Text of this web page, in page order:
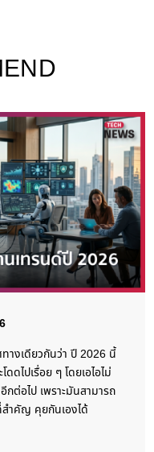
งเดียวกันว่า ปี 2026 นี้
ดไปเรื่อย ๆ โดยเอไอไม่
ต่อไป เพราะมันสามารถ
ำคัญ คุยกันเองได้